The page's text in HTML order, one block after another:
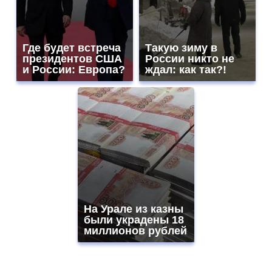
Где будет встреча
президентов США
и России: Европа?
Такую зиму в
России никто не
ждал: как так?!
На Урале из казны
были украдены 18
миллионов рублей